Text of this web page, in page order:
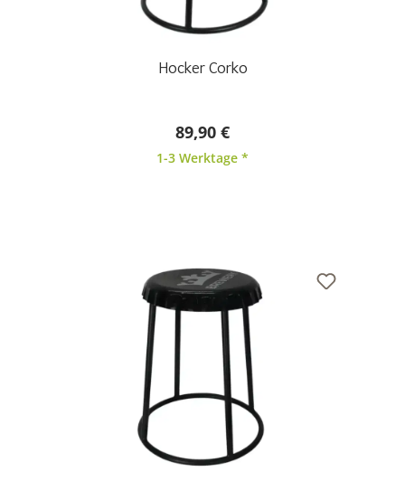
Hocker Corko
89,90 €
1-3 Werktage *